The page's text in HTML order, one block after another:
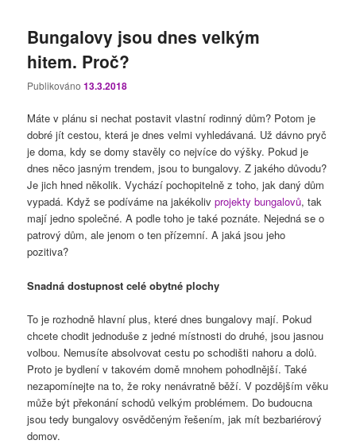
Bungalovy jsou dnes velkým
hitem. Proč?
Publikováno13.3.2018
Máte v plánu si nechat postavit vlastní rodinný dům? Potom je
dobré jít cestou, která je dnes velmi vyhledávaná. Už dávno pryč
je doma, kdy se domy stavěly co nejvíce do výšky. Pokud je
dnes něco jasným trendem, jsou to bungalovy. Z jakého důvodu?
Je jich hned několik. Vychází pochopitelně z toho, jak daný dům
vypadá. Když se podíváme na jakékolivprojekty bungalovů, tak
mají jedno společné. A podle toho je také poznáte. Nejedná se o
patrový dům, ale jenom o ten přízemní. A jaká jsou jeho
pozitiva?
Snadná dostupnost celé obytné plochy
To je rozhodně hlavní plus, které dnes bungalovy mají. Pokud
chcete chodit jednoduše z jedné místnosti do druhé, jsou jasnou
volbou. Nemusíte absolvovat cestu po schodišti nahoru a dolů.
Proto je bydlení v takovém domě mnohem pohodlnější. Také
nezapomínejte na to, že roky nenávratně běží. V pozdějším věku
může být překonání schodů velkým problémem. Do budoucna
jsou tedy bungalovy osvědčeným řešením, jak mít bezbariérový
domov.